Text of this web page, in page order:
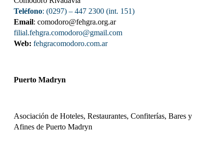
Teléfono: (0297) – 447 2300 (int. 151)
Email: comodoro@fehgra.org.ar
filial.fehgra.comodoro@gmail.com
Web: fehgracomodoro.com.ar
Puerto Madryn
Asociación de Hoteles, Restaurantes, Confiterías, Bares y
Afines de Puerto Madryn